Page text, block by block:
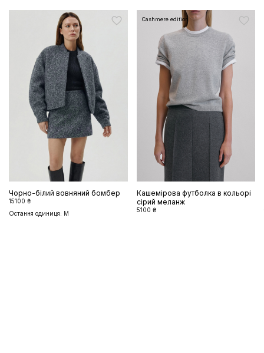
Чорно-білий вовняний бомбер
15100 ₴
Остання одиниця: M
Cashmere edition
Кашемірова футболка в кольорі
сірий меланж
5100 ₴